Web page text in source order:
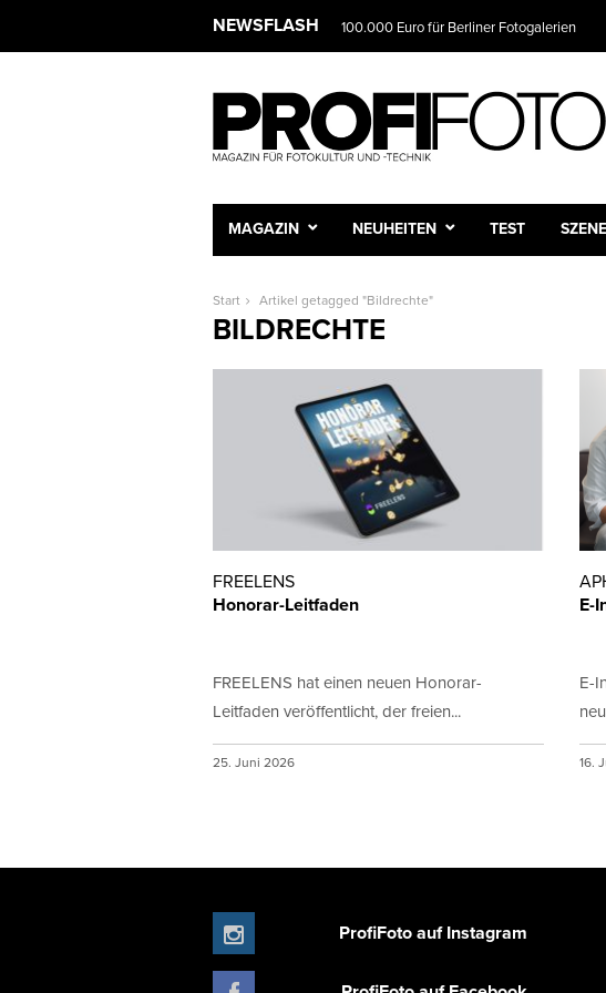
NEWSFLASH 100.000 Euro für Berliner Fotogalerien
MAGAZIN NEUHEITEN TEST SZENE
Start Artikel getagged "Bildrechte"
BILDRECHTE
FREELENS
Honorar-Leitfaden
FREELENS hat einen neuen Honorar-
Leitfaden veröffentlicht, der freien...
25. Juni 2026
E-
E-
16.
ProfiFoto auf Instagram